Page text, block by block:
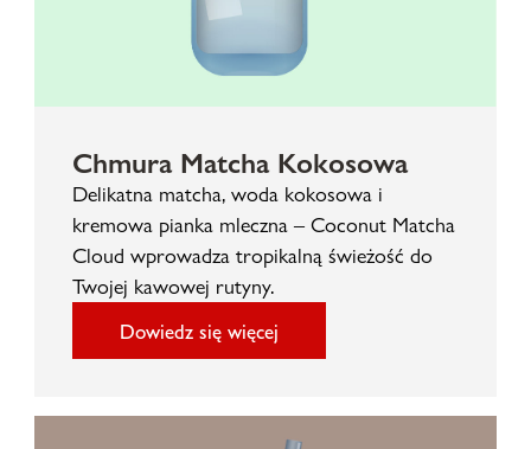
Chmura Matcha Kokosowa
Delikatna matcha, woda kokosowa i
kremowa pianka mleczna – Coconut Matcha
Cloud wprowadza tropikalną świeżość do
Twojej kawowej rutyny.
Dowiedz się więcej